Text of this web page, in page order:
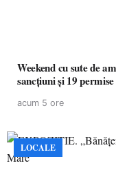
Weekend cu sute de
sancțiuni și 19 permise
acum 5 ore
LOCALE